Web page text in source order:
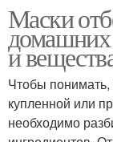
Маски
домашних
и
Чтобы понимать,
купленной или
необходимо